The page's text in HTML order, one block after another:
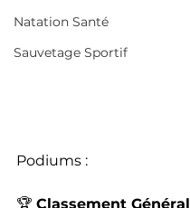
Natation Santé
Sauvetage Sportif
Podiums :
🏆 Classement Général